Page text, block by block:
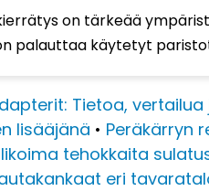
on tärkeää
palauttaa käytetyt
Tietoa,
lisääjänä • Peräkärryn
tehokkaita
eri